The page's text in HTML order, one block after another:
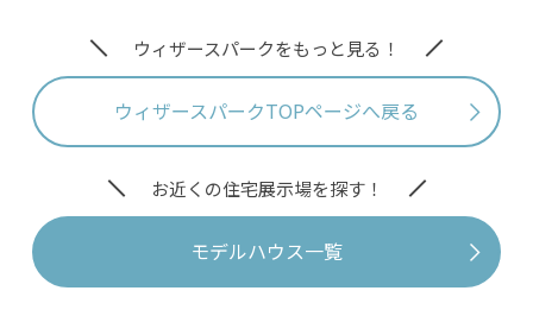
ウィザースパークをもっと見る！
ウィザースパークTOPページへ戻る
お近くの住宅展示場を探す！
モデルハウス一覧